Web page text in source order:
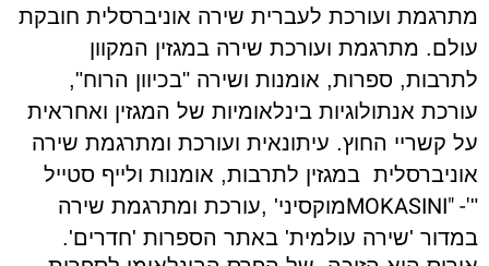
מתרגמת ועורכת לעברית שירה אוניברסלית חובקת
עולם. מתרגמת ועורכת שירה במגזין המקוון
לתרבות, ספרות, אומנות ושירה "בכיוון הרוח",
עורכת אנתולוגיות בינלאומיות של המגזין ואחראית
על קשריי החוץ. עיתונאית ועורכת ומתרגמת שירה
אוניברסלית במגזין לתרבות, אומנות ולייף סטייל
"
MOKASINI" -'מוקסיני' ,עורכת ומתרגמת שירה
במדור 'שירה עולמית' באתר הספרות 'חדרים'.